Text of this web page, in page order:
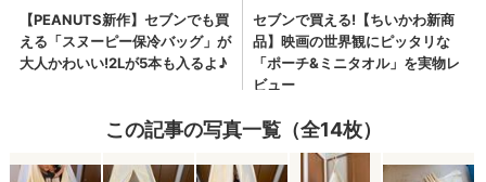
この記事の写真一覧（全14枚）